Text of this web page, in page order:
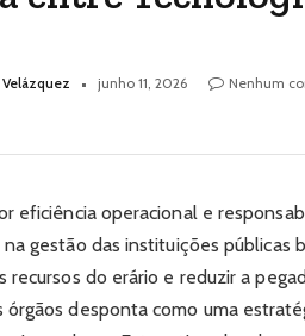
junho 11, 2026 Nenhum
eficiência operacional e
gestão das instituições públicas
recursos do erário e reduzir a
desponta como uma